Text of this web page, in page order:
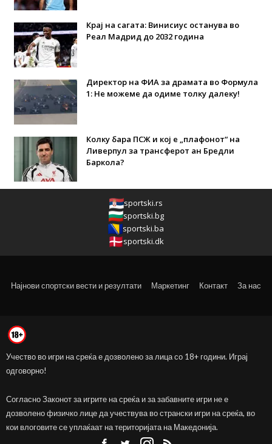
Крај на сагата: Винисиус останува во
Реал Мадрид до 2032 година
Директор на ФИА за драмата во Формула
1: Не можеме да одиме толку далеку!
Колку бара ПСЖ и кој е „плафонот“ на
Ливерпул за трансферот ан Бредли
Баркола?
sportski.rs
sportski.bg
sportski.ba
sportski.dk
Најнови спортски вести и резултати Маркетинг Контакт За нас
Учество во игри на среќа е дозволено за лица со 18+ години. Играј
одговорно!
Согласно Законот за игрите на среќа и за забавните игри не е
дозволено физичко лице да учествува во странски игри на среќа, во
кои влоговите се уплаќаат на територијата на Македонија.